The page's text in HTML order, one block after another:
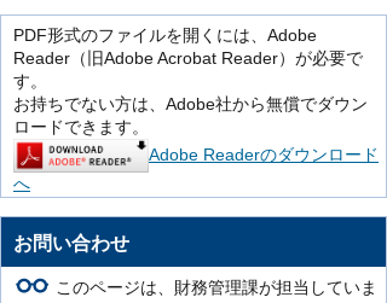
PDF形式のファイルを開くには、Adobe
Reader（旧Adobe Acrobat Reader）が必要で
す。
お持ちでない方は、Adobe社から無償でダウン
ロードできます。
Adobe Readerのダウンロード
へ
お問い合わせ
このページは、財務管理課が担当していま